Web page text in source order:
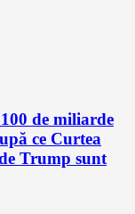
de miliarde
ce Curtea
Trump sunt